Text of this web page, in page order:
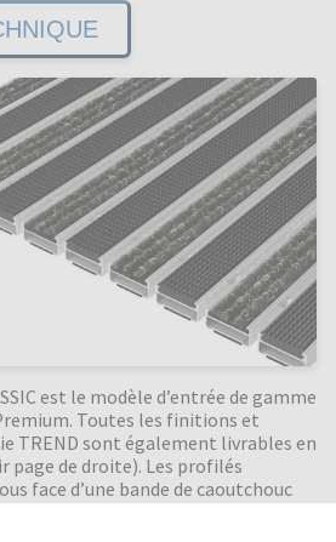
est le modèle d’entrée de gamme
Toutes les finitions et
TREND sont également livrables en
page de droite). Les profilés
face d’une bande de caoutchouc
plat sur le sol, ce qui assure un